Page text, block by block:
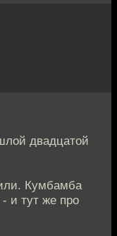
двадцатой
Кумбамба
- и тут же про